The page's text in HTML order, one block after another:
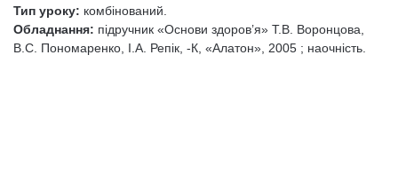
Тип уроку: комбінований.
Обладнання: підручник «Основи здоров’я» Т.В. Воронцова,
В.С. Пономаренко, І.А. Репік, -К, «Алатон», 2005 ; наочність.